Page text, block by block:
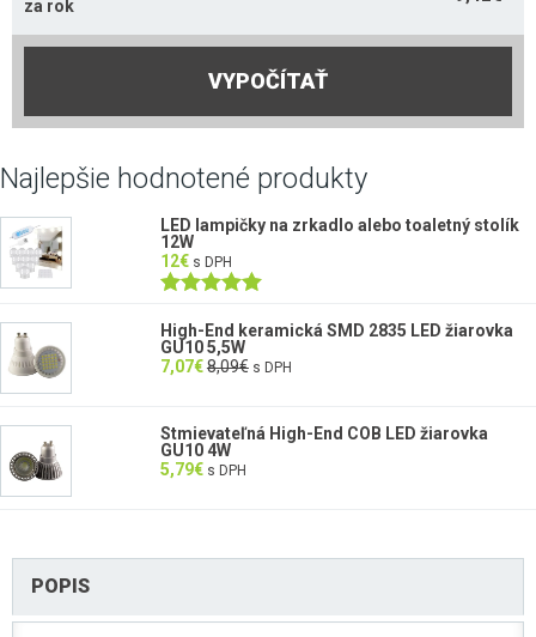
za rok
VYPOČÍTAŤ
Najlepšie hodnotené produkty
LED lampičky na zrkadlo alebo toaletný stolík
12W
12€ s DPH
5.00z 5
High-End keramická SMD 2835 LED žiarovka
GU10 5,5W
7,07€8,09€ s DPH
Stmievateľná High-End COB LED žiarovka
GU10 4W
5,79€ s DPH
POPIS